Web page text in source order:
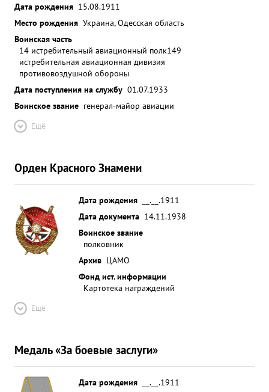
Дата рождения 15.08.1911
Место рождения Украина, Одесская область
Воинская часть
14 истребительный авиационный полк149
истребительная авиационная дивизия
противовоздушной обороны
Дата поступления на службу 01.07.1933
Воинское звание генерал-майор авиации
Ещё
Орден Красного Знамени
Дата рождения
__.__.1911
Дата документа 14.11.1938
Воинское звание
полковник
Архив ЦАМО
Фонд ист. информации
Картотека награждений
Ещё
Медаль «За боевые заслуги»
Дата рождения
__.__.1911